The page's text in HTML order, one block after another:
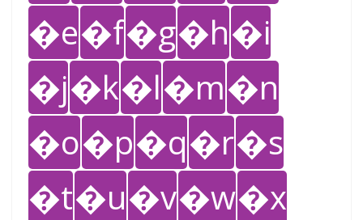
�e�f�g�h�i
�j�k�l�m�n
�o�p�q�r�s
�t�u�v�w�x